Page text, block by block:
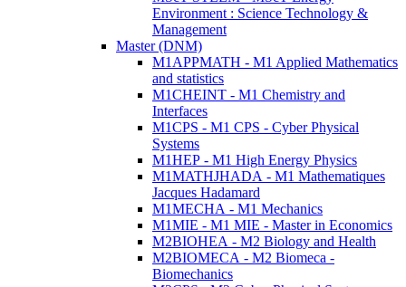
Environment : Science Technology &
Management
Master (DNM)
M1APPMATH - M1 Applied Mathematics
and statistics
M1CHEINT - M1 Chemistry and
Interfaces
M1CPS - M1 CPS - Cyber Physical
Systems
M1HEP - M1 High Energy Physics
M1MATHJHADA - M1 Mathematiques
Jacques Hadamard
M1MECHA - M1 Mechanics
M1MIE - M1 MIE - Master in Economics
M2BIOHEA - M2 Biology and Health
M2BIOMECA - M2 Biomeca -
Biomechanics